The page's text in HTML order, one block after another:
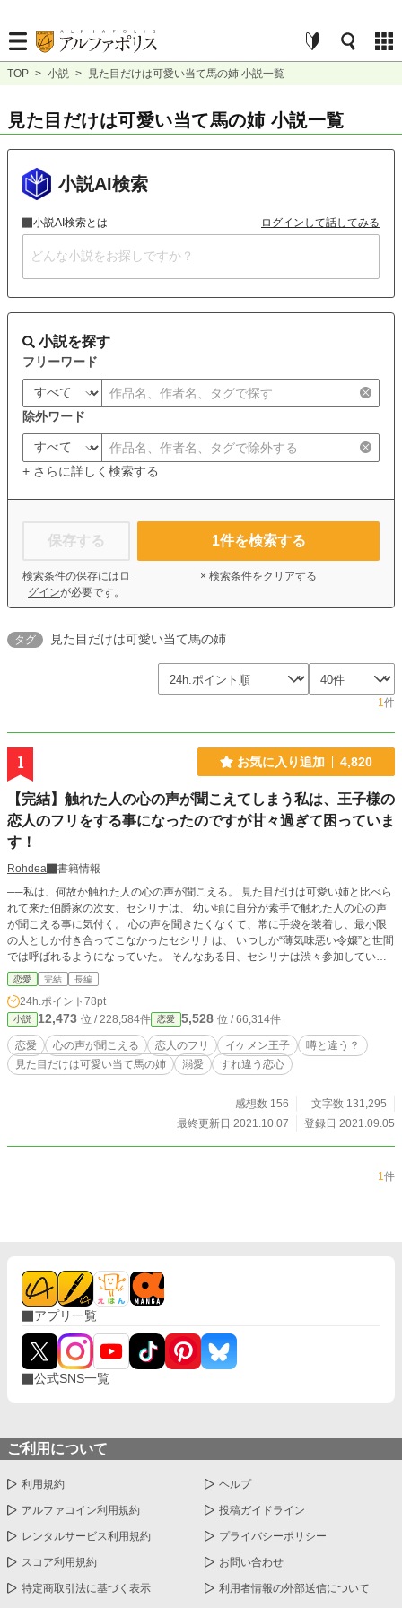
TOP > 小説 > 見た目だけは可愛い当て馬の姉 小説一覧
見た目だけは可愛い当て馬の姉 小説一覧
小説AI検索
小説AI検索とは ログインして話してみる
小説を探す
フリーワード
除外ワード
+ さらに詳しく検索する
保存する
検索条件の保存には ロ
グインが必要です。
1件を検索する
× 検索条件をクリアする
タグ 見た目だけは可愛い当て馬の姉
1件
1 お気に入り追加 4,820
【完結】触れた人の心の声が聞こえてしまう私は、王子様の
恋人のフリをする事になったのですが甘々過ぎて困っていま
す！
Rohdea
書籍情報
──私は、何故か触れた人の心の声が聞こえる。 見た目だけは可愛い姉と比べら
れて来た伯爵家の次女、セシリナは、 幼い頃に自分が素手で触れた人の心の声
が聞こえる事に気付く。 心の声を聞きたくなくて、常に手袋を装着し、最小限
の人としか付き合ってこなかったセシリナは、 いつしか“薄気味悪い令嬢”と世間
では呼ばれるようになっていた。 そんなある日、セシリナは渋々参加していた
お茶会で、 この国の王子様……悪い噂が絶えない第二王子エリオスと偶然出会
い、 つい彼の心の声を聞いてしまう。 偶然聞いてしまったエリオスの噂とは違
う心の声に戸惑いつつも、 その場はどうにかやり過ごしたはずだったのに……
「うん。だからね、君に僕の恋人のフリをして欲しいんだよ」 なぜか後日、セ
シリナを訪ねて来たエリオスは、そんなとんでもないお願い事をして来た！ 何
やら色々と目的があるらしい王子様とそうして始まった仮の恋人関係だったけれ
ど、 あれ？ 何かがおかしい……
恋愛 完結 長編
24h.ポイント 78pt
小説 12,473 位 / 228,584件 恋愛 5,528 位 / 66,314件
恋愛 心の声が聞こえる 恋人のフリ イケメン王子
噂と違う？
見た目だけは可愛い当て馬の姉
溺愛 すれ違う恋心
感想数 156
文字数 131,295
最終更新日 2021.10.07
登録日 2021.09.05
1件
アプリ一覧
公式SNS一覧
ご利用について
利用規約 ヘルプ
アルファコイン利用規約 投稿ガイドライン
レンタルサービス利用規約 プライバシーポリシー
スコア利用規約 お問い合わせ
特定商取引法に基づく表示 利用者情報の外部送信について